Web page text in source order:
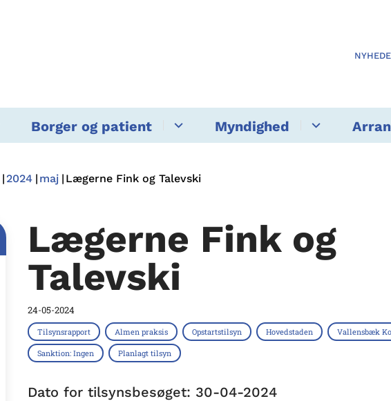
Borger og patient Myndighed
2024 maj Lægerne Fink og Talevski
Lægerne Fink og
Talevski
24-05-2024
Tilsynsrapport Almen praksis Opstartstilsyn Hovedstaden Vallensbæk
Sanktion: Ingen Planlagt tilsyn
Dato for tilsynsbesøget: 30-04-2024